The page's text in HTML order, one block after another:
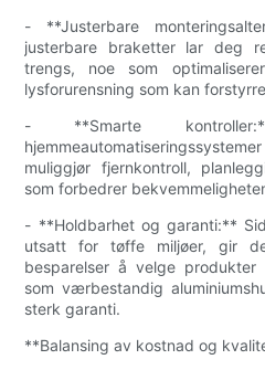
- **Justerbare
justerbare braketter lar deg
trengs, noe som
lysforurensning som kan
- **Smarte
muliggjør fjernkontroll,
som forbedrer
- **Holdbarhet og garanti:**
utsatt for tøffe miljøer, gir
besparelser å velge
som værbestandig
sterk garanti.
**Balansing av kostnad og